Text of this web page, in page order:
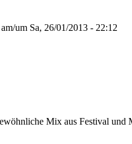
am/um Sa, 26/01/2013 - 22:12
Mix aus Festival und